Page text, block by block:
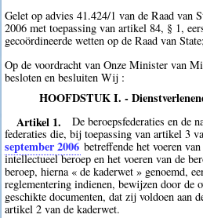
Gelet op advies 41.424/1 van de Raad van
2006 met toepassing van artikel 84, § 1,
gecoördineerde wetten op de Raad van State;
Op de voordracht van Onze Minister van
besloten en besluiten Wij :
HOOFDSTUK I. -
Artikel 1.
De beroepsfederaties en de
federaties die, bij toepassing van artikel 3
september 2006 betreffende het voeren
intellectueel beroep en het voeren van de
beroep, hierna « de kaderwet » genoemd,
reglementering indienen, bewijzen door de
geschikte documenten, dat zij voldoen aan
artikel 2 van de kaderwet.